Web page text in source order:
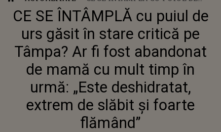
URS GĂSIT ÎN STARE CRITICĂ PE
TÂMPA? AR FI FOST ABANDONAT
DE MAMĂ CU MULT TIMP ÎN
URMĂ: „ESTE DESHIDRATAT,
EXTREM DE SLĂBIT ȘI FOARTE
CE SE ÎNTÂMPLĂ cu puiul de
urs găsit în stare critică pe
Tâmpa? Ar fi fost abandonat
de mamă cu mult timp în
urmă: „Este deshidratat,
extrem de slăbit și foarte
flămând”